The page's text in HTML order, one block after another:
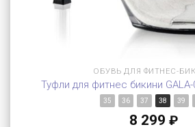
ОБУВЬ ДЛЯ ФИТНЕС-
Туфли для фитнес бикини
35 36 37 38 39
8 299 ₽